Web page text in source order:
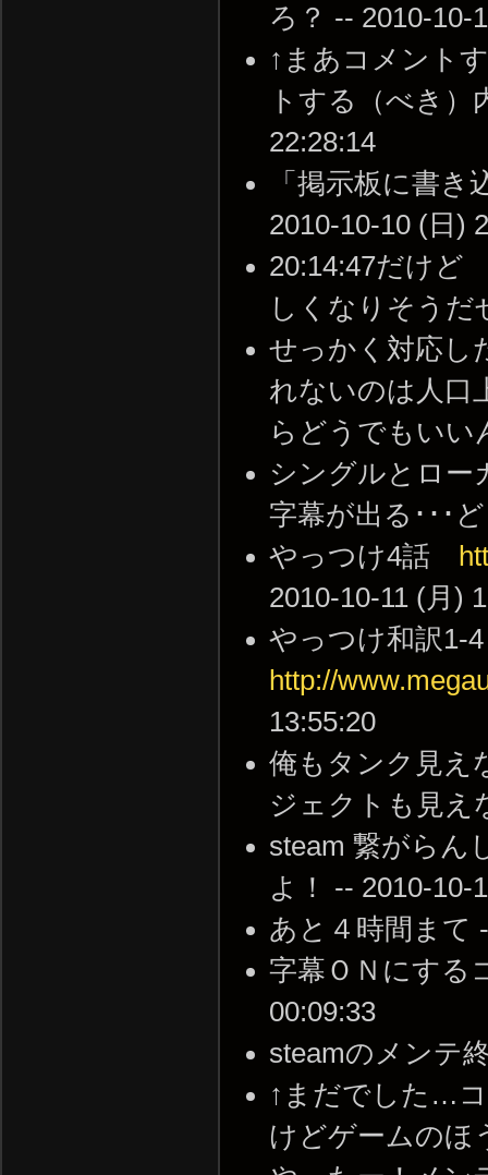
ろ？ -- 2010-10-
↑まあコメント
トする（べき）
22:28:14
「掲示板に書
2010-10-10 (日)
20:14:47だけど
しくなりそうだ
せっかく対応し
れないのは人口
らどうでもいい
シングルとロー
字幕が出る･･･
やっつけ4話
2010-10-11 (月)
やっつけ和訳1-
http://
13:55:20
俺もタンク見え
ジェクトも見え
steam 繋がらん
よ！ -- 2010-10-
あと４時間まて
字幕ＯＮにする
00:09:33
steamのメンテ
↑まだでした…
けどゲームのほ